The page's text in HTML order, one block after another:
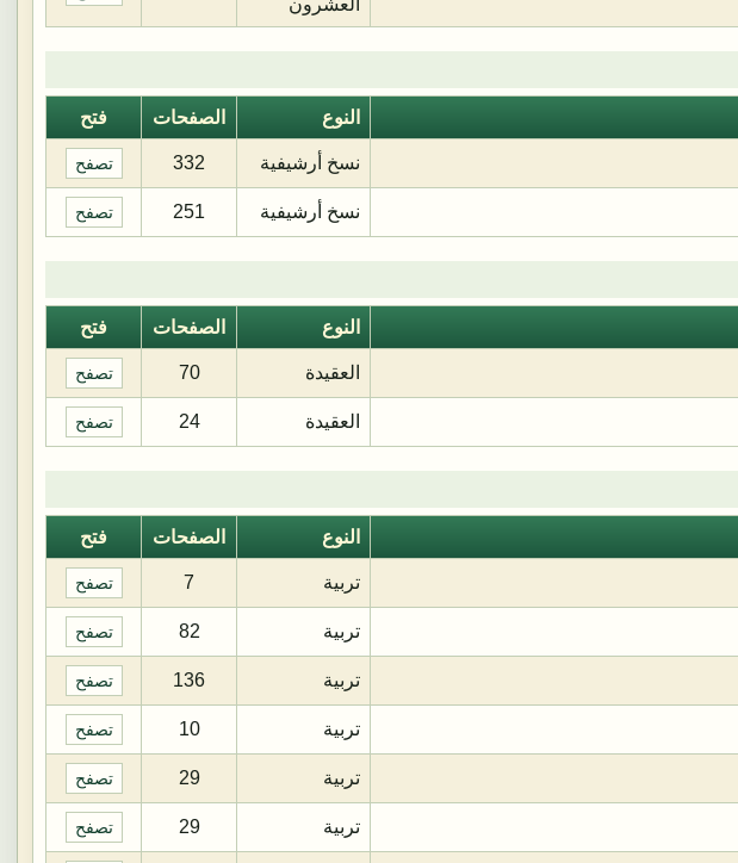
النوع الصفحات فتح
نسخ أرشيفية 332 تصفح
نسخ أرشيفية 251 تصفح
النوع الصفحات فتح
العقيدة 70 تصفح
العقيدة 24 تصفح
النوع الصفحات فتح
تربية 7 تصفح
تربية 82 تصفح
تربية 136 تصفح
تربية 10 تصفح
تربية 29 تصفح
تربية 29 تصفح